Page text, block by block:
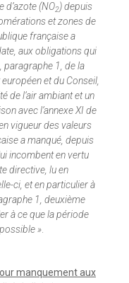
d’azote (NO2) depuis
et zones de
française a
aux obligations qui
paragraphe 1, de la
et du Conseil,
de l’air ambiant et un
avec l’annexe XI de
vigueur des valeurs
a manqué, depuis
incombent en vertu
directive, lu en
ci, et en particulier à
1, deuxième
à ce que la période
»
manquement aux